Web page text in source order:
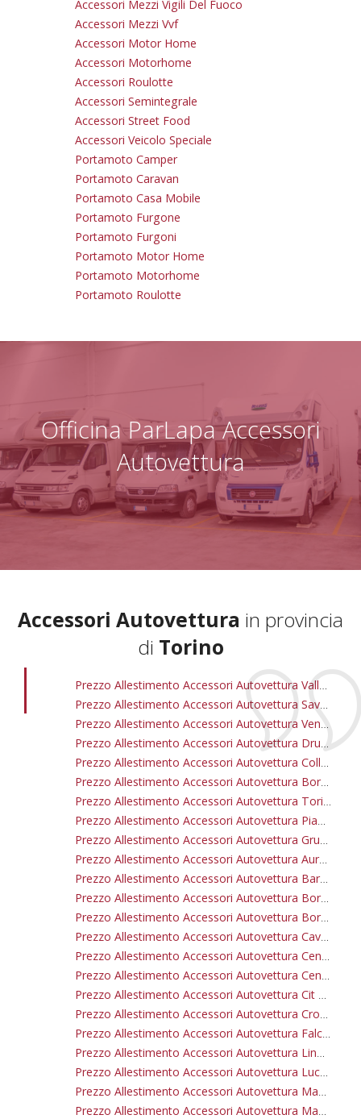
Accessori Mezzi Vigili Del Fuoco
Accessori Mezzi Vvf
Accessori Motor Home
Accessori Motorhome
Accessori Roulotte
Accessori Semintegrale
Accessori Street Food
Accessori Veicolo Speciale
Portamoto Camper
Portamoto Caravan
Portamoto Casa Mobile
Portamoto Furgone
Portamoto Furgoni
Portamoto Motor Home
Portamoto Motorhome
Portamoto Roulotte
Officina ParLapa Accessori
Autovettura
Accessori Autovettura in provincia
di Torino
Prezzo Allestimento Accessori Autovettura Vallette
Prezzo Allestimento Accessori Autovettura Savonera
Prezzo Allestimento Accessori Autovettura Venaria Reale
Prezzo Allestimento Accessori Autovettura Druento
Prezzo Allestimento Accessori Autovettura Collegno
Prezzo Allestimento Accessori Autovettura Borgaro Torinese
Prezzo Allestimento Accessori Autovettura Torino
Prezzo Allestimento Accessori Autovettura Pianezza
Prezzo Allestimento Accessori Autovettura Grugliasco
Prezzo Allestimento Accessori Autovettura Aurora
Prezzo Allestimento Accessori Autovettura Barriera Di Milano
Prezzo Allestimento Accessori Autovettura Borgata Vittoria
Prezzo Allestimento Accessori Autovettura Borgo Po
Prezzo Allestimento Accessori Autovettura Cavoretto
Prezzo Allestimento Accessori Autovettura Cenisia
Prezzo Allestimento Accessori Autovettura Centro
Prezzo Allestimento Accessori Autovettura Cit Turin
Prezzo Allestimento Accessori Autovettura Crocetta
Prezzo Allestimento Accessori Autovettura Falchera Villaretto
Prezzo Allestimento Accessori Autovettura Lingotto
Prezzo Allestimento Accessori Autovettura Lucento
Prezzo Allestimento Accessori Autovettura Madonna Di Campagna
Prezzo Allestimento Accessori Autovettura Madonna Di Pilone